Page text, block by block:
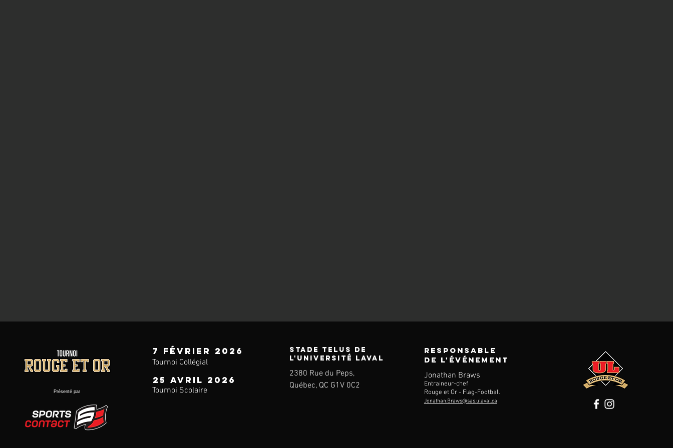
Présenté par
7 février 2026
Tournoi Collégial
25 avril 2026
Tournoi Scolaire
STADE TELUS DE
L'UNIVERSITÉ LAVAL
2380 Rue du Peps,
Québec, QC G1V 0C2
RESPONSABLE
DE L'ÉVÉNEMENT
Jonathan Braws
Entraineur-chef
Rouge et Or - Flag-Football
Jonathan.Braws@sas.ulaval.ca